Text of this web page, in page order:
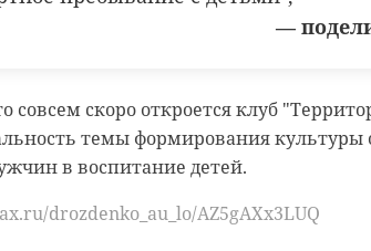
—
совсем скоро откроется клуб
темы формирования культуры
в воспитание детей.
drozdenko_au_lo/AZ5gAXx3LUQ